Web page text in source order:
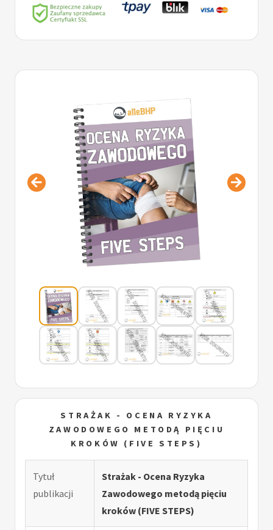
STRAŻAK - OCENA RYZYKA
ZAWODOWEGO METODĄ PIĘCIU
KROKÓW (FIVE STEPS)
Tytuł
publikacji
Strażak - Ocena Ryzyka
Zawodowego metodą pięciu
kroków (FIVE STEPS)